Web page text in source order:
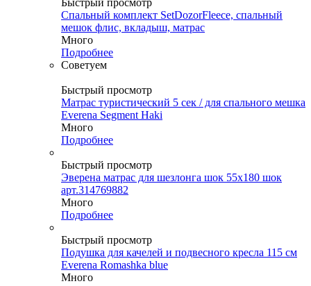
Спальный комплект SetDozorFleece, спальный
мешок флис, вкладыш, матрас
Много
Подробнее
Советуем
Быстрый просмотр
Матрас туристический 5 сек / для спального мешка
Everena Segment Haki
Много
Подробнее
Быстрый просмотр
Эверена матрас для шезлонга шок 55х180 шок
арт.314769882
Много
Подробнее
Быстрый просмотр
Подушка для качелей и подвесного кресла 115 см
Everena Romashka blue
Много